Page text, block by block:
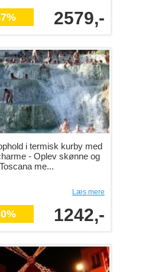
2579,-
i termisk kurby med
- Oplev skønne og
me...
Læs mere
1242,-